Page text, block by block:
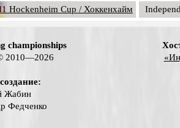
Hockenheim Cup / Хоккенхайм
championships
2010—2026
Жабин
Федченко